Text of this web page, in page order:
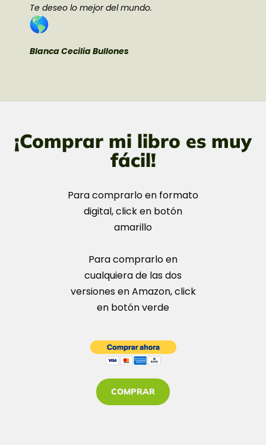
Te deseo lo mejor del mundo.
Blanca Cecilia Bullones
¡Comprar mi libro es muy
fácil!
Para comprarlo en formato
digital, click en botón
amarillo
Para comprarlo en
cualquiera de las dos
versiones en Amazon, click
en botón verde
COMPRAR